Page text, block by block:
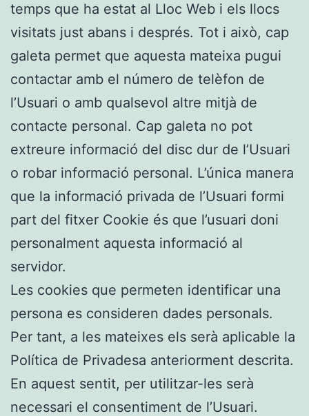
temps que ha estat al Lloc Web i els llocs
visitats just abans i després. Tot i això, cap
galeta permet que aquesta mateixa pugui
contactar amb el número de telèfon de
l’Usuari o amb qualsevol altre mitjà de
contacte personal. Cap galeta no pot
extreure informació del disc dur de l’Usuari
o robar informació personal. L’única manera
que la informació privada de l’Usuari formi
part del fitxer Cookie és que l’usuari doni
personalment aquesta informació al
servidor.
Les cookies que permeten identificar una
persona es consideren dades personals.
Per tant, a les mateixes els serà aplicable la
Política de Privadesa anteriorment descrita.
En aquest sentit, per utilitzar-les serà
necessari el consentiment de l’Usuari.